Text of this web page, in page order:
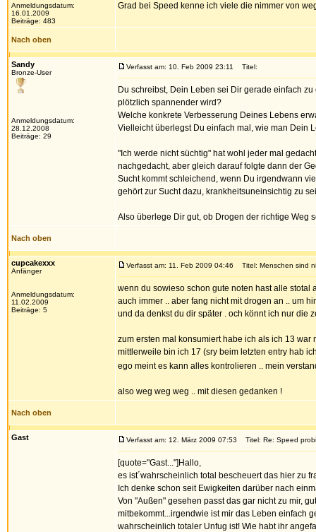
Anmeldungsdatum:
16.01.2009
Beiträge: 483
Grad bei Speed kenne ich viele die nimmer von
Nach oben
Sandy
Bronze-User
Anmeldungsdatum:
28.12.2008
Beiträge: 29
Verfasst am: 10. Feb 2009 23:11 Titel:
Du schreibst, Dein Leben sei Dir gerade einfach
plötzlich spannender wird?
Welche konkrete Verbesserung Deines Lebens
Vielleicht überlegst Du einfach mal, wie man Dein
"Ich werde nicht süchtig" hat wohl jeder mal
nachgedacht, aber gleich darauf folgte dann der
Sucht kommt schleichend, wenn Du irgendwann
gehört zur Sucht dazu, krankheitsuneinsichtig zu
Also überlege Dir gut, ob Drogen der richtige Weg
Nach oben
cupcakexxx
Anfänger
Anmeldungsdatum:
11.02.2009
Beiträge: 5
Verfasst am: 11. Feb 2009 04:46 Titel: Menschen sind
wenn du sowieso schon gute noten hast alle stotal
auch immer .. aber fang nicht mit drogen an .. um
und da denkst du dir später . och könnt ich nur die
zum ersten mal konsumiert habe ich als ich 13
mittlerweile bin ich 17 (sry beim letzten entry hab
ego meint es kann alles kontrolieren .. mein
also weg weg weg .. mit diesen gedanken !
Nach oben
Gast Verfasst am: 12. März 2009 07:53 Titel: Re: Speed
[quote="Gast..."]Hallo,
es ist´wahrscheinlich total bescheuert das hier zu
Ich denke schon seit Ewigkeiten darüber nach
Von "Außen" gesehen passt das gar nicht zu mir,
mitbekommt...irgendwie ist mir das Leben einfach
wahrscheinlich totaler Unfug ist! Wie habt ihr